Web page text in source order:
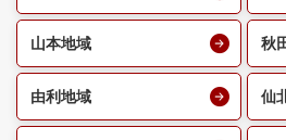
山本地域 秋
由利地域 仙